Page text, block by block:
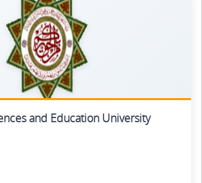
and Education University